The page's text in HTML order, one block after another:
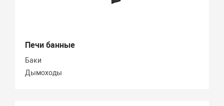
Печи банные
Баки
Дымоходы